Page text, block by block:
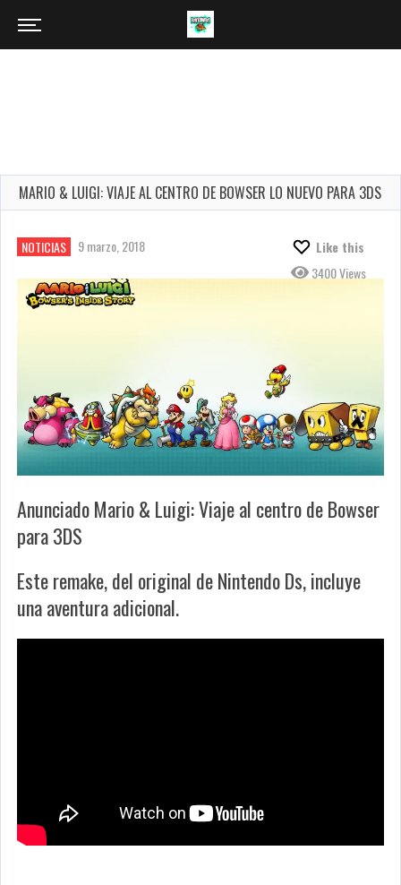
MARIO & LUIGI: VIAJE AL CENTRO DE BOWSER LO NUEVO PARA 3DS
NOTICIAS 9 marzo, 2018
Like this
3400 Views
Anunciado Mario & Luigi: Viaje al centro de Bowser
para 3DS
Este remake, del original de Nintendo Ds, incluye
una aventura adicional.